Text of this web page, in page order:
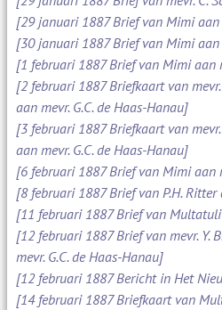
[29 januari 1887 Brief van Mimi aan
[30 januari 1887 Brief van Mimi aan
[1 februari 1887 Brief van Mimi aan
[2 februari 1887 Briefkaart van
aan mevr. G.C. de Haas-Hanau]
[3 februari 1887 Briefkaart van
aan mevr. G.C. de Haas-Hanau]
[6 februari 1887 Brief van Mimi aan
[8 februari 1887 Brief van P.H.
[11 februari 1887 Brief van
[12 februari 1887 Brief van mevr. Y.
mevr. G.C. de Haas-Hanau]
[12 februari 1887 Bericht in Het
[14 februari 1887 Briefkaart van